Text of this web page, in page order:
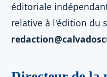
éditoriale
relative à l'édition du